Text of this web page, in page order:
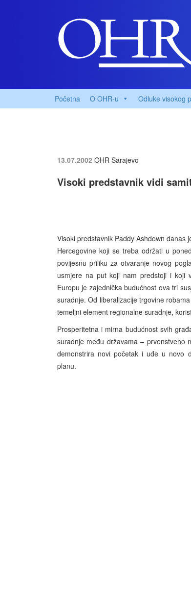
Početna O OHR-u Odluke visokog
13.07.2002 OHR Sarajevo
Visoki predstavnik vidi
Visoki predstavnik Paddy Ashdown danas
Hercegovine koji se treba održati u
povijesnu priliku za otvaranje novog
usmjere na put koji nam predstoji i koji
Europu je zajednička budućnost ova tri
suradnje. Od liberalizacije trgovine
temeljni element regionalne suradnje,
Prosperitetna i mirna budućnost svih
suradnje među državama – prvenstveno
demonstrira novi početak i uđe u novo
planu.